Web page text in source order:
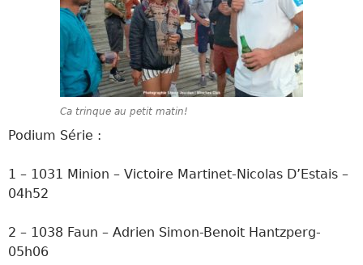
Ca trinque au petit matin!
Podium Série :
1 – 1031 Minion – Victoire Martinet-Nicolas D’Estais –
04h52
2 – 1038 Faun – Adrien Simon-Benoit Hantzperg-
05h06